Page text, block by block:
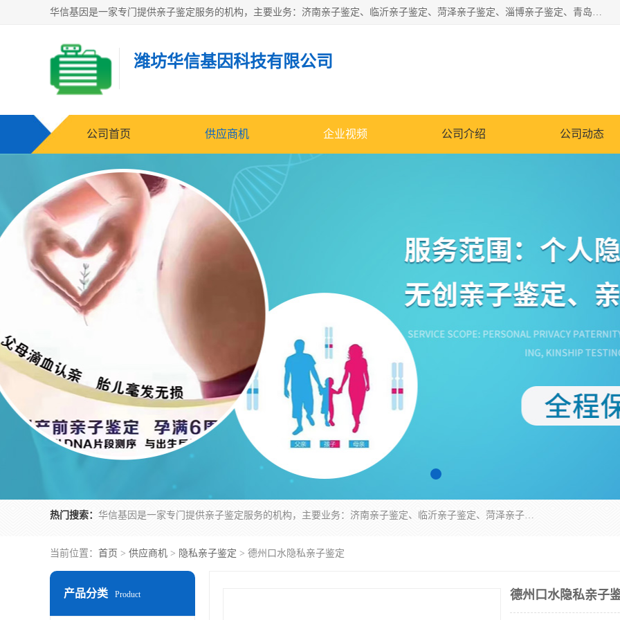
华信基因是一家专门提供亲子鉴定服务的机构，主要业务：济南亲子鉴定、临沂亲子鉴定、菏泽亲子鉴定、淄博亲子鉴定、青岛亲子鉴定、日照亲子鉴定、临朐亲子鉴定、寿光亲子鉴定等，联合广州、上海、北京、深圳、杭州、武汉、成都、合肥、贵阳、沈阳等地区有法医物证鉴定机构及基因检测公司，为国内外客户提供便捷的DNA鉴定服务。
潍坊华信基因科技有限公司
公司首页 供应商机 企业视频 公司介绍 公司动态
热门搜索： 华信基因是一家专门提供亲子鉴定服务的机构，主要业务：济南亲子鉴定、临沂亲子鉴定、菏泽亲子鉴定、淄博亲子鉴定、青岛亲子鉴定、日照亲子鉴定、临朐亲子鉴定、寿光亲子鉴定等，联合广州、上海、北京、深圳、杭州、武汉、成都、合肥、贵阳、沈阳等地区有法医物证鉴定机构及基因检测公司，为国内外客户提供便捷的DNA鉴定服务。
当前位置： 首页 > 供应商机 > 隐私亲子鉴定 > 德州口水隐私亲子鉴定
产品分类 Product 德州口水隐私亲子